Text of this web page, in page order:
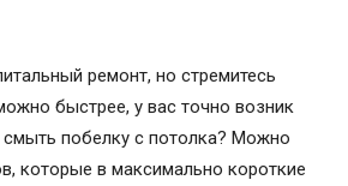
ремонт, но стремитесь
быстрее, у вас точно возник
побелку с потолка? Можно
которые в максимально короткие